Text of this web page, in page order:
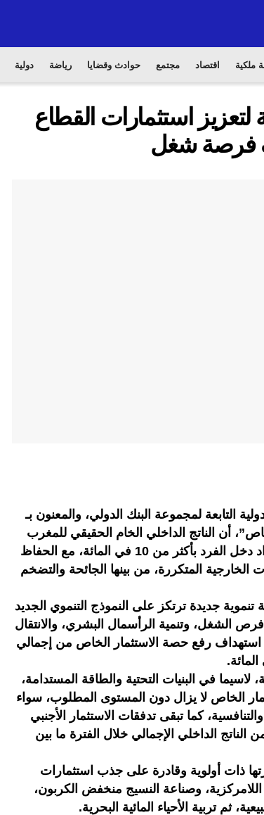
ملكية اقتصاد مجتمع حوادث وقضايا رياضة دولية
استثمارات القطاع
التابعة لمجموعة البنك الدولي، والمعنون بـ
أن الناتج الداخلي الخام الحقيقي للمغرب
ارتفع بربع قيمته خلال العقد الأخير، فيما زاد دخل الفرد بأكثر من 10 في المائة، مع الحفاظ
المتكررة، من بينها الجائحة والتضخم
جديدة ترتكز على النموذج التنموي الجديد
الشغل، وتنمية الرأسمال البشري، والانتقال
رفع حصة الاستثمار الخاص من إجمالي
لاسيما في البنيات التحتية والطاقة المستدامة،
الخاص لا يزال دون المستوى المطلوب، سواء
كما تبقى تدفقات الاستثمار الأجنبي
حدود 1.5 في المائة من الناتج الداخلي الإجمالي خلال الفترة ما بين
ذات أولوية وقادرة على جذب استثمارات
وصناعة النسيج منخفض الكربون،
ثم تربية الأحياء المائية البحرية.